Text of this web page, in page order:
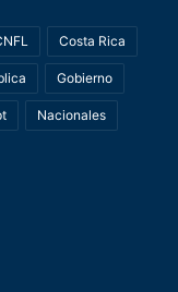
Costa Rica
Gobierno
Nacionales